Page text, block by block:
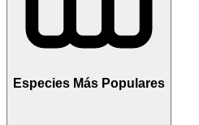
Especies Más Populares